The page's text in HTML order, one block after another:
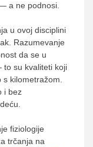
a ne podnosi.
u ovoj disciplini
Razumevanje
da se u
su kvaliteti koji
kilometražom.
i bez
fiziologije
trčanja na